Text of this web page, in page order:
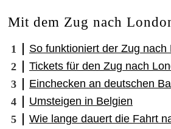
Mit dem Zug nach
So funktioniert der Zug nach
Tickets für den Zug nach
Einchecken an deutschen
Umsteigen in Belgien
Wie lange dauert die Fahrt